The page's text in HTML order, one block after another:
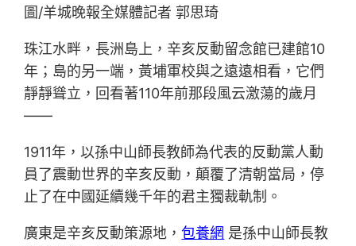
圖/羊城晚報全媒體記者 郭思琦
珠江水畔，長洲島上，辛亥反動留念館已建館10
年；島的另一端，黃埔軍校與之遠遠相看，它們
靜靜聳立，回看著110年前那段風云激蕩的歲月
——
1911年，以孫中山師長教師為代表的反動黨人動
員了震動世界的辛亥反動，顛覆了清朝當局，停
止了在中國延續幾千年的君主獨裁軌制。
廣東是辛亥反動策源地，包養網 是孫中山師長教